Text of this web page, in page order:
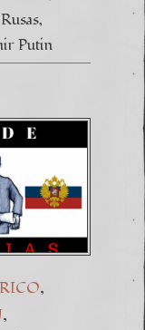
Putin
,
,